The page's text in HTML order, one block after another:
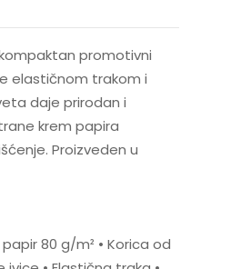
promotivni
elastičnom trakom i
daje prirodan i
krem papira
Proizveden u
papir 80 g/m² • Korica od